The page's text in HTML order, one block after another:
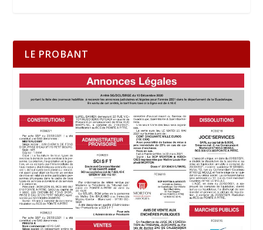
LE PROBANT